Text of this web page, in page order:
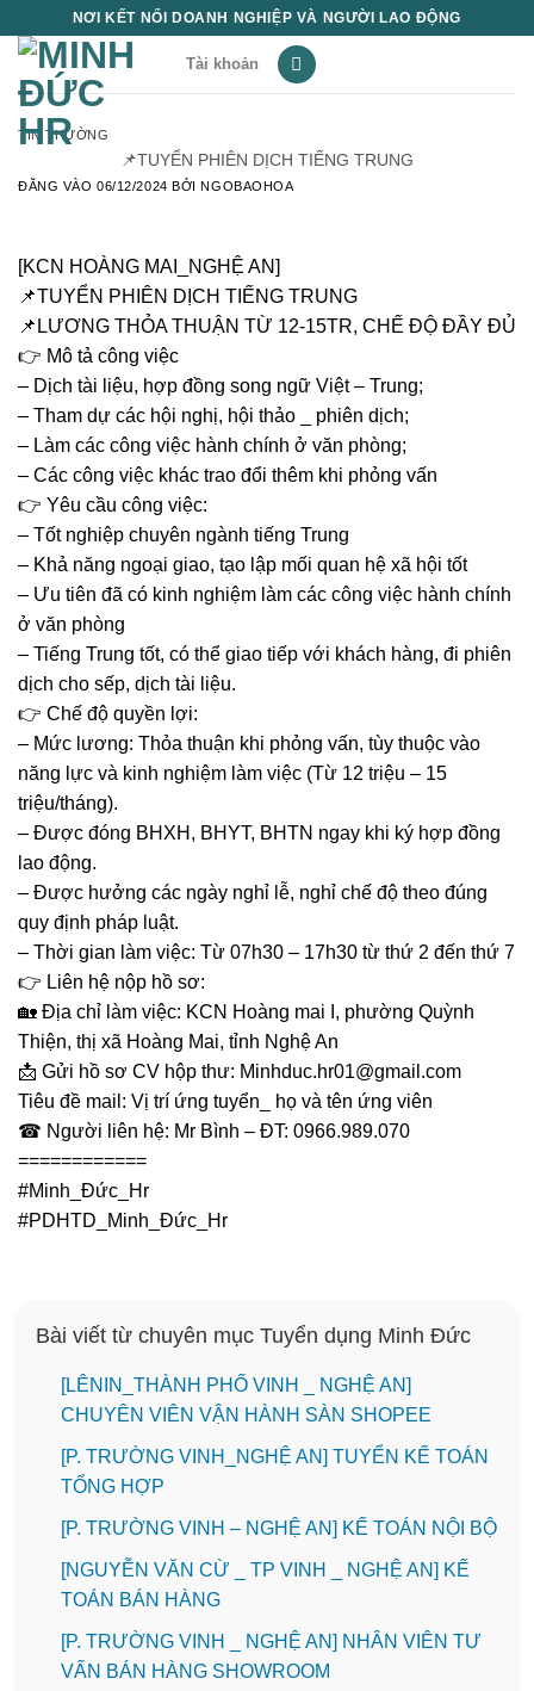
qua
dung
NƠI KẾT NỐI DOANH NGHIỆP VÀ NGƯỜI LAO ĐỘNG
Tài khoản
TIN THƯỜNG
📌TUYỂN PHIÊN DỊCH TIẾNG TRUNG
ĐĂNG VÀO06/12/2024 BỞINGOBAOHOA
[KCN HOÀNG MAI_NGHỆ AN]
📌TUYỂN PHIÊN DỊCH TIẾNG TRUNG
📌LƯƠNG THỎA THUẬN TỪ 12-15TR, CHẾ ĐỘ ĐẦY ĐỦ
👉 Mô tả công việc
– Dịch tài liệu, hợp đồng song ngữ Việt – Trung;
– Tham dự các hội nghị, hội thảo _ phiên dịch;
– Làm các công việc hành chính ở văn phòng;
– Các công việc khác trao đổi thêm khi phỏng vấn
👉 Yêu cầu công việc:
– Tốt nghiệp chuyên ngành tiếng Trung
– Khả năng ngoại giao, tạo lập mối quan hệ xã hội tốt
– Ưu tiên đã có kinh nghiệm làm các công việc hành chính
ở văn phòng
– Tiếng Trung tốt, có thể giao tiếp với khách hàng, đi phiên
dịch cho sếp, dịch tài liệu.
👉 Chế độ quyền lợi:
– Mức lương: Thỏa thuận khi phỏng vấn, tùy thuộc vào
năng lực và kinh nghiệm làm việc (Từ 12 triệu – 15
triệu/tháng).
– Được đóng BHXH, BHYT, BHTN ngay khi ký hợp đồng
lao động.
– Được hưởng các ngày nghỉ lễ, nghỉ chế độ theo đúng
quy định pháp luật.
– Thời gian làm việc: Từ 07h30 – 17h30 từ thứ 2 đến thứ 7
👉 Liên hệ nộp hồ sơ:
🏡 Địa chỉ làm việc: KCN Hoàng mai I, phường Quỳnh
Thiện, thị xã Hoàng Mai, tỉnh Nghệ An
📩 Gửi hồ sơ CV hộp thư: Minhduc.hr01@gmail.com
Tiêu đề mail: Vị trí ứng tuyển_ họ và tên ứng viên
☎ Người liên hệ: Mr Bình – ĐT: 0966.989.070
============
#Minh_Đức_Hr
#PDHTD_Minh_Đức_Hr
Bài viết từ chuyên mục Tuyển dụng Minh Đức
️[LÊNIN_THÀNH PHỐ VINH _ NGHỆ AN]
CHUYÊN VIÊN VẬN HÀNH SÀN SHOPEE
[P. TRƯỜNG VINH_NGHỆ AN] TUYỂN KẾ TOÁN
TỔNG HỢP
[P. TRƯỜNG VINH – NGHỆ AN] KẾ TOÁN NỘI BỘ
[NGUYỄN VĂN CỪ _ TP VINH _ NGHỆ AN] KẾ
TOÁN BÁN HÀNG
[P. TRƯỜNG VINH _ NGHỆ AN] NHÂN VIÊN TƯ
VẤN BÁN HÀNG SHOWROOM